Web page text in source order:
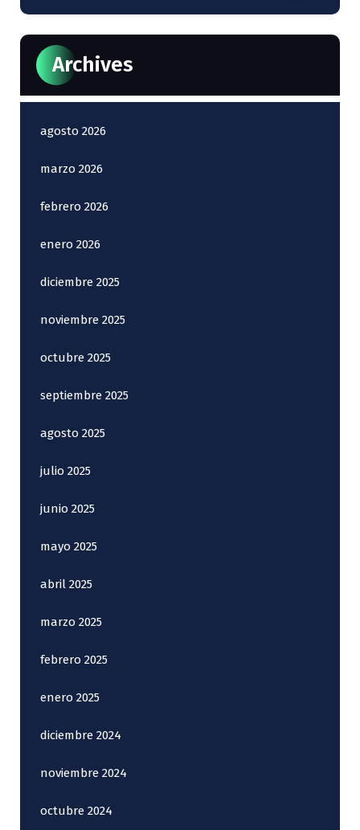
Archives
agosto 2026
marzo 2026
febrero 2026
enero 2026
diciembre 2025
noviembre 2025
octubre 2025
septiembre 2025
agosto 2025
julio 2025
junio 2025
mayo 2025
abril 2025
marzo 2025
febrero 2025
enero 2025
diciembre 2024
noviembre 2024
octubre 2024